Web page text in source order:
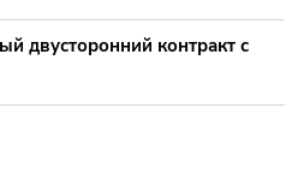
двусторонний контракт с